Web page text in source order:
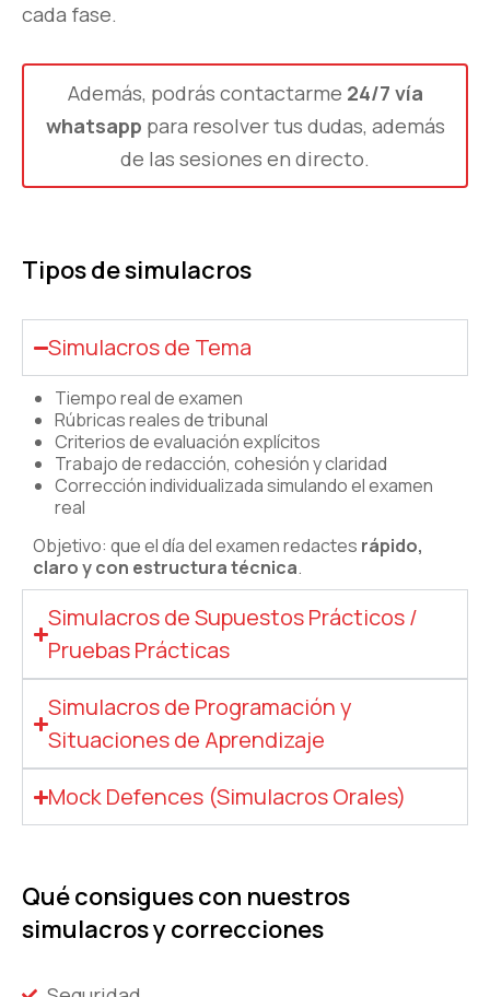
cada fase.
Además, podrás contactarme 24/7 vía
whatsapp para resolver tus dudas, además
de las sesiones en directo.
Tipos de simulacros
Simulacros de Tema
Tiempo real de examen
Rúbricas reales de tribunal
Criterios de evaluación explícitos
Trabajo de redacción, cohesión y claridad
Corrección individualizada simulando el examen
real
Objetivo: que el día del examen redactes rápido,
claro y con estructura técnica.
Simulacros de Supuestos Prácticos /
Pruebas Prácticas
Simulacros de Programación y
Situaciones de Aprendizaje
Mock Defences (Simulacros Orales)
Qué consigues con nuestros
simulacros y correcciones